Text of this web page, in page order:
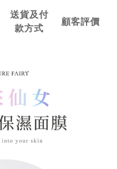
送貨及付
款方式
顧客評價